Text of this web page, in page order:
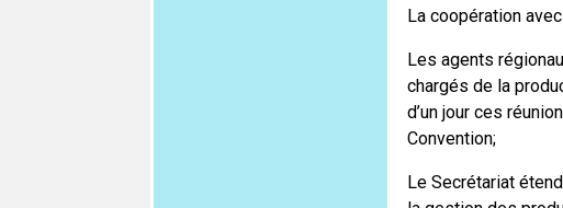
La coopération
Les agents
chargés de la
d’un jour ces
Convention;
Le Secrétariat